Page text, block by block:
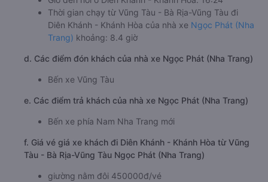
Thời gian chạy từ Vũng Tàu - Bà Rịa-Vũng Tàu đi
Diên Khánh - Khánh Hòa của nhà xe Ngọc Phát (Nha
Trang) khoảng: 8.4 giờ
d. Các điểm đón khách của nhà xe Ngọc Phát (Nha Trang)
Bến xe Vũng Tàu
e. Các điểm trả khách của nhà xe Ngọc Phát (Nha Trang)
Bến xe phía Nam Nha Trang mới
f. Giá vé giá xe khách đi Diên Khánh - Khánh Hòa từ Vũng
Tàu - Bà Rịa-Vũng Tàu Ngọc Phát (Nha Trang)
giường nằm đôi 450000đ/vé